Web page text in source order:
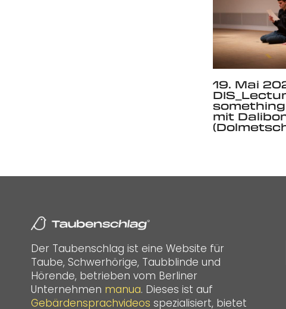
19. Mai
mit
Der Taubenschlag ist eine Website für
Taube, Schwerhörige, Taubblinde und
Hörende, betrieben vom Berliner
Unternehmen manua. Dieses ist auf
Gebärdensprachvideos spezialisiert, bietet